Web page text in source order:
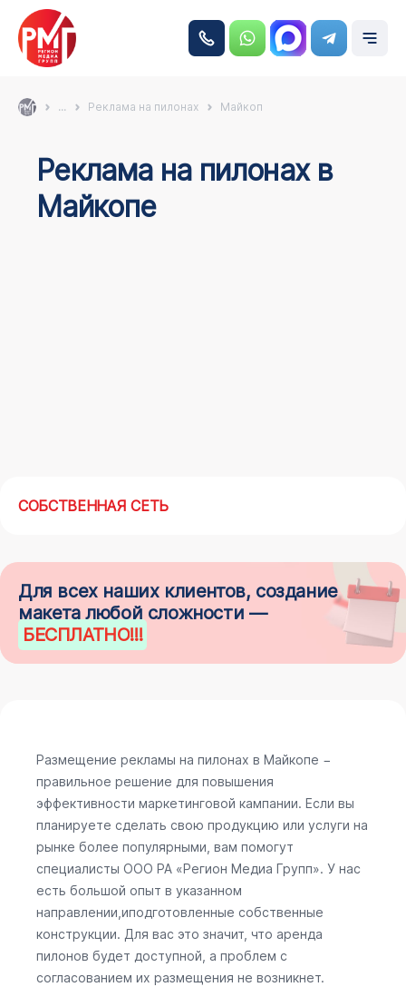
... Реклама на пилонах Майкоп
Реклама на пилонах в
Майкопе
СОБСТВЕННАЯ СЕТЬ
Для всех наших клиентов, создание
макета любой сложности —
БЕСПЛАТНО!!!
Размещение рекламы на пилонах в Майкопе −
правильное решение для повышения
эффективности маркетинговой кампании. Если вы
планируете сделать свою продукцию или услуги на
рынке более популярными, вам помогут
специалисты ООО РА «Регион Медиа Групп». У нас
есть большой опыт в указанном
направлении,иподготовленные собственные
конструкции. Для вас это значит, что аренда
пилонов будет доступной, а проблем с
согласованием их размещения не возникнет.